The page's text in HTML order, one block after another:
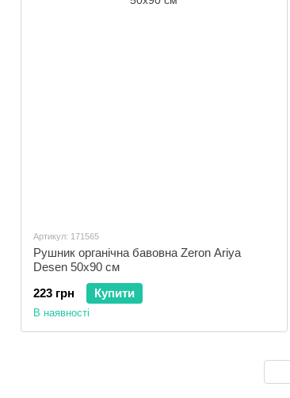
Артикул: 171565
Рушник органічна бавовна Zeron Ariya
Desen 50x90 см
223 грн
Купити
В наявності